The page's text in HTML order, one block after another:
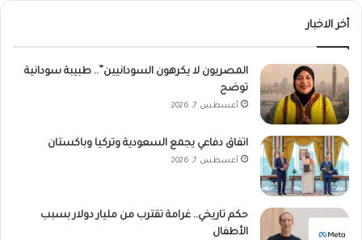
أخر الاخبار
المصريون لا يكرهون السودانيين”.. طبيبة سودانية
توضح
أغسطس 7, 2026
اتفاق دفاعي يجمع السعودية وتركيا وباكستان
أغسطس 7, 2026
حكم تاريخي.. غرامة تقترب من مليار دولار بسبب
الأطفال